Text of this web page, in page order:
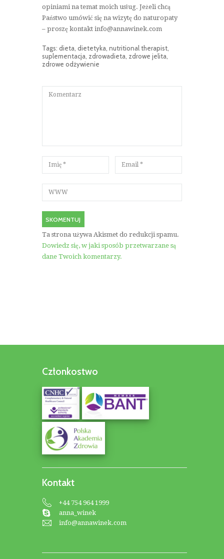
opiniami na temat moich usług. Jeżeli chcą
Państwo umówić się na wizytę do naturopaty
– proszę kontakt info@annawinek.com
Tags: dieta, dietetyka, nutritional therapist,
suplementacja, zdrowadieta, zdrowe jelita,
zdrowe odżywienie
Ta strona używa Akismet do redukcji spamu.
Dowiedz się, w jaki sposób przetwarzane są
dane Twoich komentarzy.
Członkostwo
Kontakt
+44 754 964 1999
anna_winek
info@annawinek.com